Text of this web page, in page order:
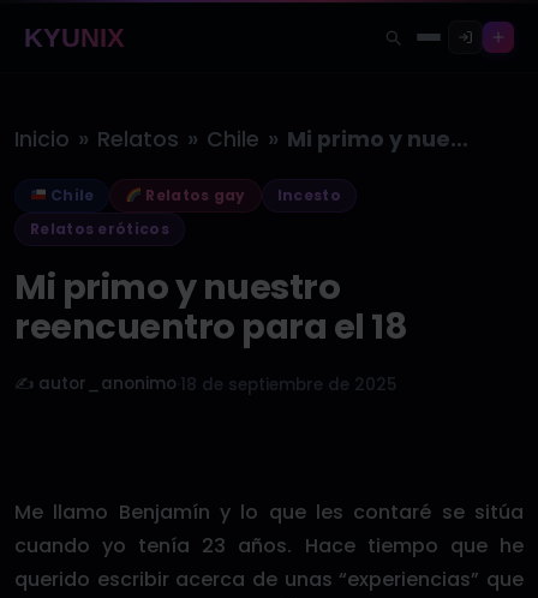
KYUNIX
Inicio » Relatos » Chile » Mi primo y nuestro reencuentro para…
Chile Relatos gay
Incesto
Relatos eróticos
Mi primo y nuestro
reencuentro para el 18
✍️ autor_anonimo 18 de septiembre de 2025
Me llamo Benjamín y lo que les contaré se sitúa
cuando yo tenía 23 años. Hace tiempo que he
querido escribir acerca de unas “experiencias” que